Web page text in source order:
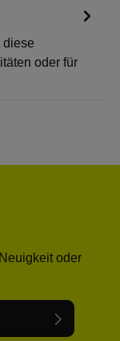
diese
oder für
oder